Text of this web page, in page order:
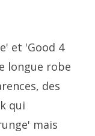
et 'Good 4
longue robe
des
qui
mais